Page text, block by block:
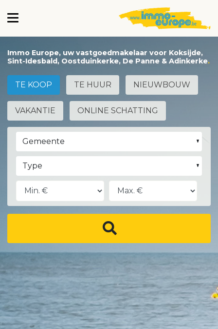
Immo Europe, uw vastgoedmakelaar voor Koksijde,
Sint-Idesbald, Oostduinkerke, De Panne & Adinkerke
TE KOOP TE HUUR NIEUWBOUW
VAKANTIE ONLINE SCHATTING
Gemeente
Type